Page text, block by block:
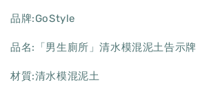
品牌:GoStyle
品名:「男生廁所」清水模混泥土告示牌
材質:清水模混泥土